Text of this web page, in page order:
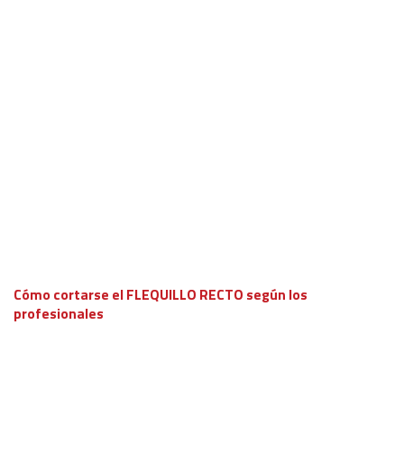
Cómo cortarse el FLEQUILLO RECTO según los
profesionales